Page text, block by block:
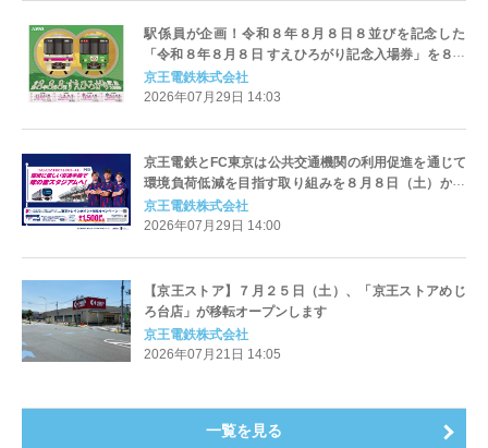
駅係員が企画！令和８年８月８日８並びを記念した
「令和８年８月８日 すえひろがり記念入場券」を８月
２日から発売します！
京王電鉄株式会社
2026年07月29日 14:03
京王電鉄とFC東京は公共交通機関の利用促進を通じて
環境負荷低減を目指す取り組みを８月８日（土）から
実施します
京王電鉄株式会社
2026年07月29日 14:00
【京王ストア】７月２５日（土）、「京王ストアめじ
ろ台店」が移転オープンします
京王電鉄株式会社
2026年07月21日 14:05
一覧を見る